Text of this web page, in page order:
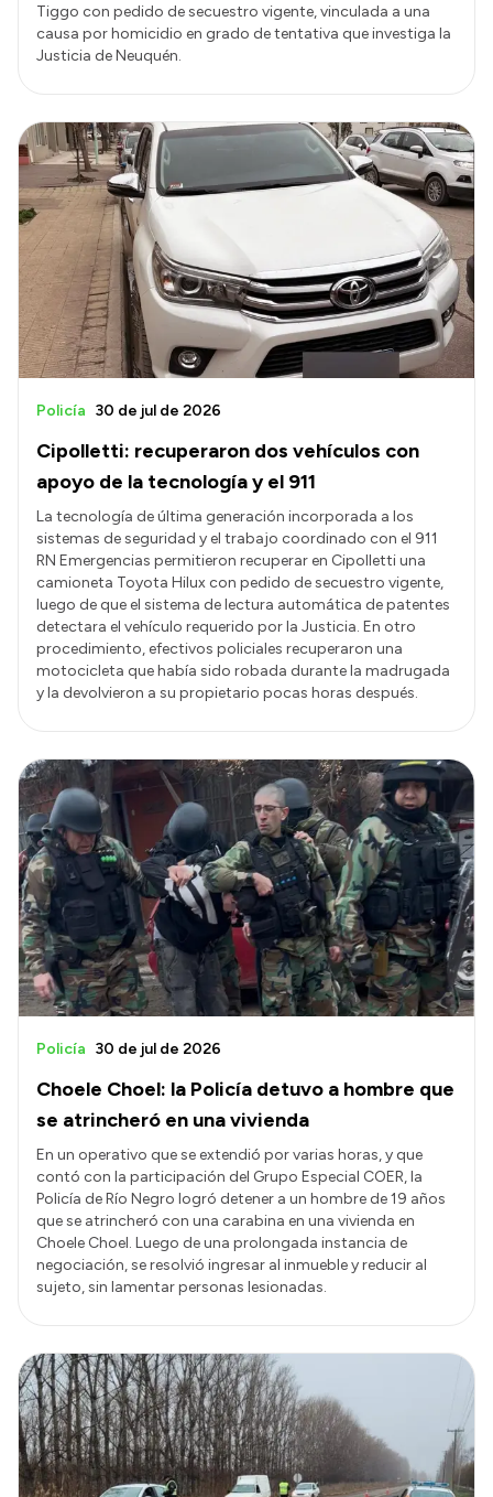
Tiggo con pedido de secuestro vigente, vinculada a una
causa por homicidio en grado de tentativa que investiga la
Justicia de Neuquén.
Cipolletti: recuperaron dos vehículos con
apoyo de la tecnología y el 911
Policía 30 de jul de 2026
La tecnología de última generación incorporada a los
sistemas de seguridad y el trabajo coordinado con el 911
RN Emergencias permitieron recuperar en Cipolletti una
camioneta Toyota Hilux con pedido de secuestro vigente,
luego de que el sistema de lectura automática de patentes
detectara el vehículo requerido por la Justicia. En otro
procedimiento, efectivos policiales recuperaron una
motocicleta que había sido robada durante la madrugada
y la devolvieron a su propietario pocas horas después.
Choele Choel: la Policía detuvo a hombre que
se atrincheró en una vivienda
Policía 30 de jul de 2026
En un operativo que se extendió por varias horas, y que
contó con la participación del Grupo Especial COER, la
Policía de Río Negro logró detener a un hombre de 19 años
que se atrincheró con una carabina en una vivienda en
Choele Choel. Luego de una prolongada instancia de
negociación, se resolvió ingresar al inmueble y reducir al
sujeto, sin lamentar personas lesionadas.